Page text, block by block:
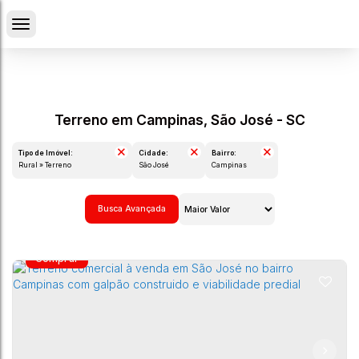
Terreno em Campinas, São José - SC
Tipo de Imóvel:
Rural » Terreno
Cidade:
São José
Bairro:
Campinas
Busca Avançada